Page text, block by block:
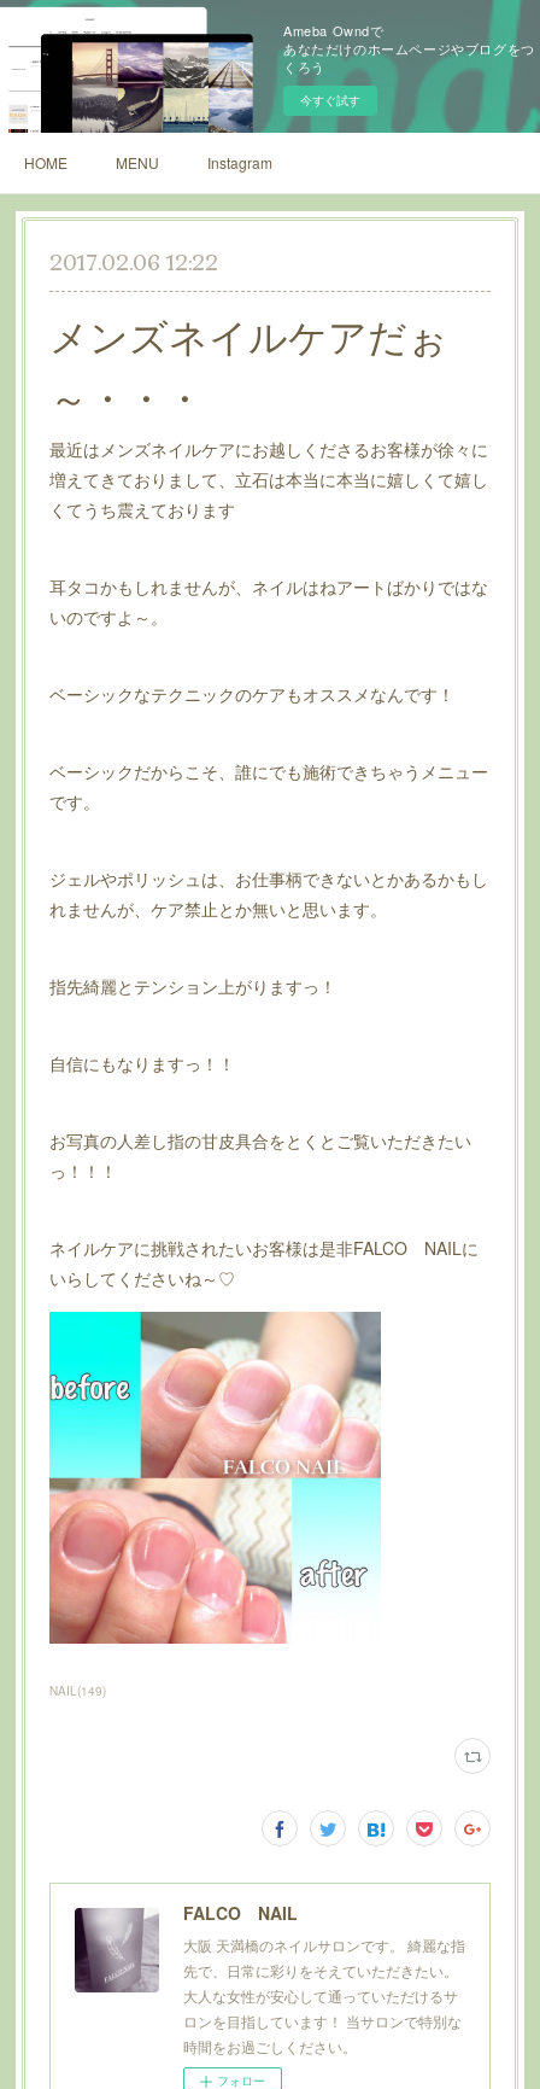
Ameba Owndで
あなただけのホームページやブログをつ
くろう
今すぐ試す
HOME MENU Instagram
2017.02.06 12:22
メンズネイルケアだぉ
～・・・
最近はメンズネイルケアにお越しくださるお客様が徐々に
増えてきておりまして、立石は本当に本当に嬉しくて嬉し
くてうち震えております
耳タコかもしれませんが、ネイルはねアートばかりではな
いのですよ～。
ベーシックなテクニックのケアもオススメなんです！
ベーシックだからこそ、誰にでも施術できちゃうメニュー
です。
ジェルやポリッシュは、お仕事柄できないとかあるかもし
れませんが、ケア禁止とか無いと思います。
指先綺麗とテンション上がりますっ！
自信にもなりますっ！！
お写真の人差し指の甘皮具合をとくとご覧いただきたい
っ！！！
ネイルケアに挑戦されたいお客様は是非FALCO NAILに
いらしてくださいね～♡
NAIL (149)
FALCO NAIL
大阪 天満橋のネイルサロンです。 綺麗な指
先で、日常に彩りをそえていただきたい。
大人な女性が安心して通っていただけるサ
ロンを目指しています！ 当サロンで特別な
時間をお過ごしください。
フォロー